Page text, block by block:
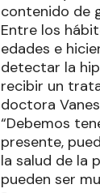
contenido de
Entre los
edades e
detectar la
recibir un
doctora
“Debemos
presente,
la salud de la
pueden ser